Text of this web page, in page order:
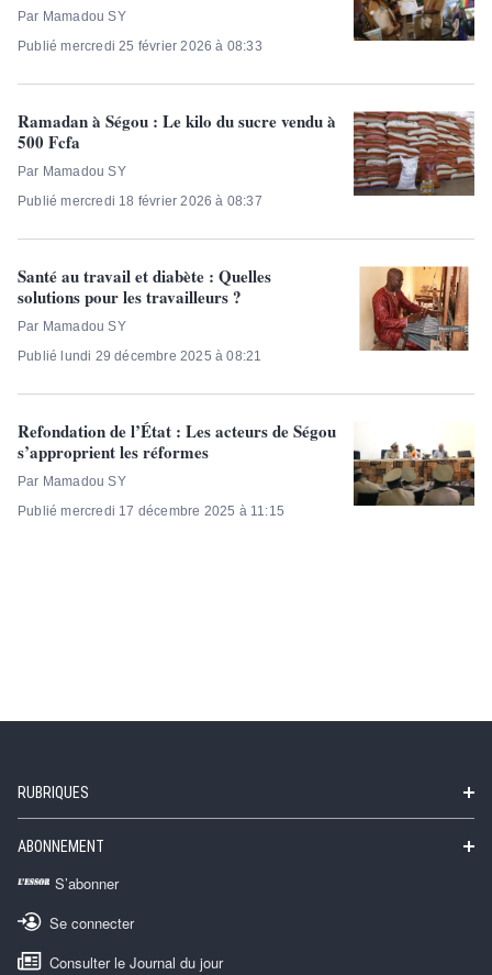
Par Mamadou SY
Publié mercredi 25 février 2026 à 08:33
Ramadan à Ségou : Le kilo du sucre vendu à
500 Fcfa
Par Mamadou SY
Publié mercredi 18 février 2026 à 08:37
Santé au travail et diabète : Quelles
solutions pour les travailleurs ?
Par Mamadou SY
Publié lundi 29 décembre 2025 à 08:21
Refondation de l’État : Les acteurs de Ségou
s’approprient les réformes
Par Mamadou SY
Publié mercredi 17 décembre 2025 à 11:15
RUBRIQUES
ABONNEMENT
S’abonner
Se connecter
Consulter le Journal du jour